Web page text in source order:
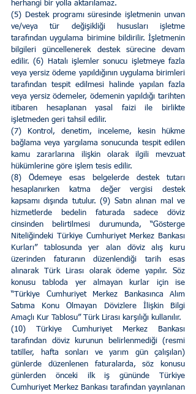
herhangi bir yolla aktarılamaz.
(5) Destek programı süresinde işletmenin unvan
ve/veya tür değişikliği hususları işletme
tarafından uygulama birimine bildirilir. İşletmenin
bilgileri güncellenerek destek sürecine devam
edilir. (6) Hatalı işlemler sonucu işletmeye fazla
veya yersiz ödeme yapıldığının uygulama birimleri
tarafından tespit edilmesi halinde yapılan fazla
veya yersiz ödemeler, ödemenin yapıldığı tarihten
itibaren hesaplanan yasal faizi ile birlikte
işletmeden geri tahsil edilir.
(7) Kontrol, denetim, inceleme, kesin hükme
bağlama veya yargılama sonucunda tespit edilen
kamu zararlarına ilişkin olarak ilgili mevzuat
hükümlerine göre işlem tesis edilir.
(8) Ödemeye esas belgelerde destek tutarı
hesaplanırken katma değer vergisi destek
kapsamı dışında tutulur. (9) Satın alınan mal ve
hizmetlerde bedelin faturada sadece döviz
cinsinden belirtilmesi durumunda, “Gösterge
Niteliğindeki Türkiye Cumhuriyet Merkez Bankası
Kurları” tablosunda yer alan döviz alış kuru
üzerinden faturanın düzenlendiği tarih esas
alınarak Türk Lirası olarak ödeme yapılır. Söz
konusu tabloda yer almayan kurlar için ise
“Türkiye Cumhuriyet Merkez Bankasınca Alım
Satıma Konu Olmayan Dövizlere İlişkin Bilgi
Amaçlı Kur Tablosu” Türk Lirası karşılığı kullanılır.
(10) Türkiye Cumhuriyet Merkez Bankası
tarafından döviz kurunun belirlenmediği (resmi
tatiller, hafta sonları ve yarım gün çalışılan)
günlerde düzenlenen faturalarda, söz konusu
günlerden önceki ilk iş gününde Türkiye
Cumhuriyet Merkez Bankası tarafından yayınlanan